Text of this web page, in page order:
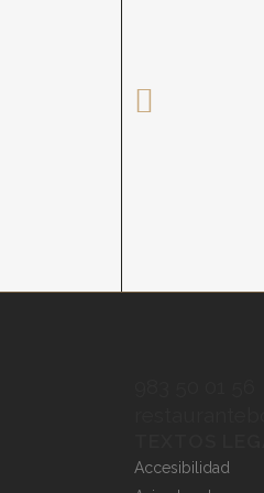
Accesibilidad